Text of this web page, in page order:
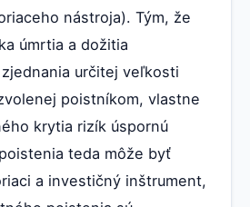
nástroja). Tým, že
úmrtia a dožitia
určitej veľkosti
poistníkom, vlastne
krytia rizík úspornú
teda môže byť
a investičný inštrument,